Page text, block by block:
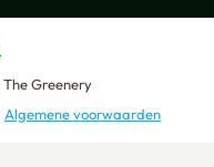
The Greenery
Algemene voorwaarden